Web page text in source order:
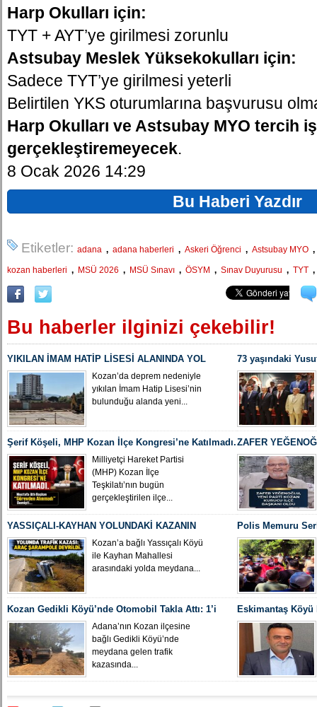
Harp Okulları için:
TYT + AYT’ye girilmesi zorunlu
Astsubay Meslek Yüksekokulları için:
Sadece TYT’ye girilmesi yeterli
Belirtilen YKS oturumlarına başvurusu
Harp Okulları ve Astsubay MYO tercih
gerçekleştiremeyecek.
8 Ocak 2026 14:29
Bu Haberi Yazdır
Etiketler: adana , adana haberleri , Askeri Öğrenci , Astsubay MYO
kozan haberleri , MSÜ 2026 , MSÜ Sınavı , ÖSYM , Sınav Duyurusu , TYT
Bu haberler ilginizi çekebilir!
YIKILAN İMAM HATİP LİSESİ ALANINDA YOL
ÇALIŞMASI BAŞLADIKozan’da deprem nedeniyle
yıkılan İmam Hatip Lisesi’nin
bulunduğu alanda yeni...
73 yaşındaki
Yeniden MHP
Şerif Köşeli, MHP Kozan İlçe Kongresi’ne Katılmadı.
Milliyetçi Hareket Partisi
(MHP) Kozan İlçe
Teşkilatı’nın bugün
gerçekleştirilen ilçe...
ZAFER
İLÇE BAŞKANI
YASSIÇALI-KAYHAN YOLUNDAKİ KAZANIN
KAMERA GÖRÜNTÜLERİ ORTAYA ÇIKTI
Kozan’a bağlı Yassıçalı Köyü
ile Kayhan Mahallesi
arasındaki yolda meydana...
Polis Memuru
Uğurlandı
Kozan Gedikli Köyü’nde Otomobil Takla Attı: 1’i
Bebek 6 Kişi YaralandıAdana’nın Kozan ilçesine
bağlı Gedikli Köyü’nde
meydana gelen trafik
kazasında...
Eskimantaş Köyü
gördüğü